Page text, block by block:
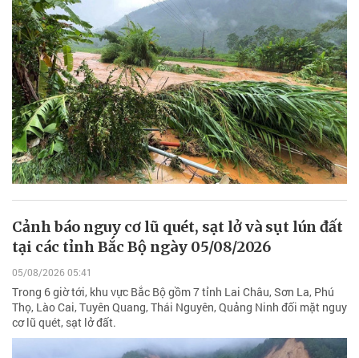
Cảnh báo nguy cơ lũ quét, sạt lở và sụt lún đất
tại các tỉnh Bắc Bộ ngày 05/08/2026
05/08/2026 05:41
Trong 6 giờ tới, khu vực Bắc Bộ gồm 7 tỉnh Lai Châu, Sơn La, Phú
Thọ, Lào Cai, Tuyên Quang, Thái Nguyên, Quảng Ninh đối mặt nguy
cơ lũ quét, sạt lở đất.